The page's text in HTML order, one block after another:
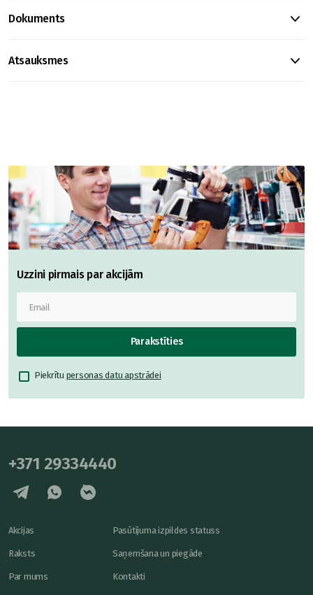
Dokuments
Atsauksmes
Uzzini pirmais par akcijām
Parakstīties
Piekrītu personas datu apstrādei
+371 29334440
Akcijas
Raksts
Par mums
Pasūtījuma izpildes statuss
Saņemšana un piegāde
Kontakti